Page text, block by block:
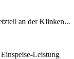
an der Klinken...
Leistung